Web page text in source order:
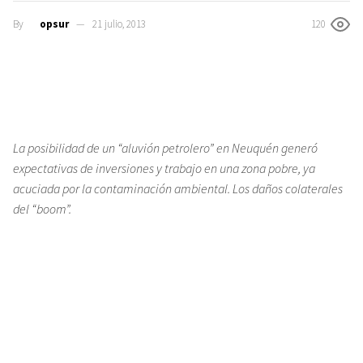
By opsur 21 julio, 2013 120
La posibilidad de un “aluvión petrolero” en Neuquén generó
expectativas de inversiones y trabajo en una zona pobre, ya
acuciada por la contaminación ambiental. Los daños colaterales
del “boom”.